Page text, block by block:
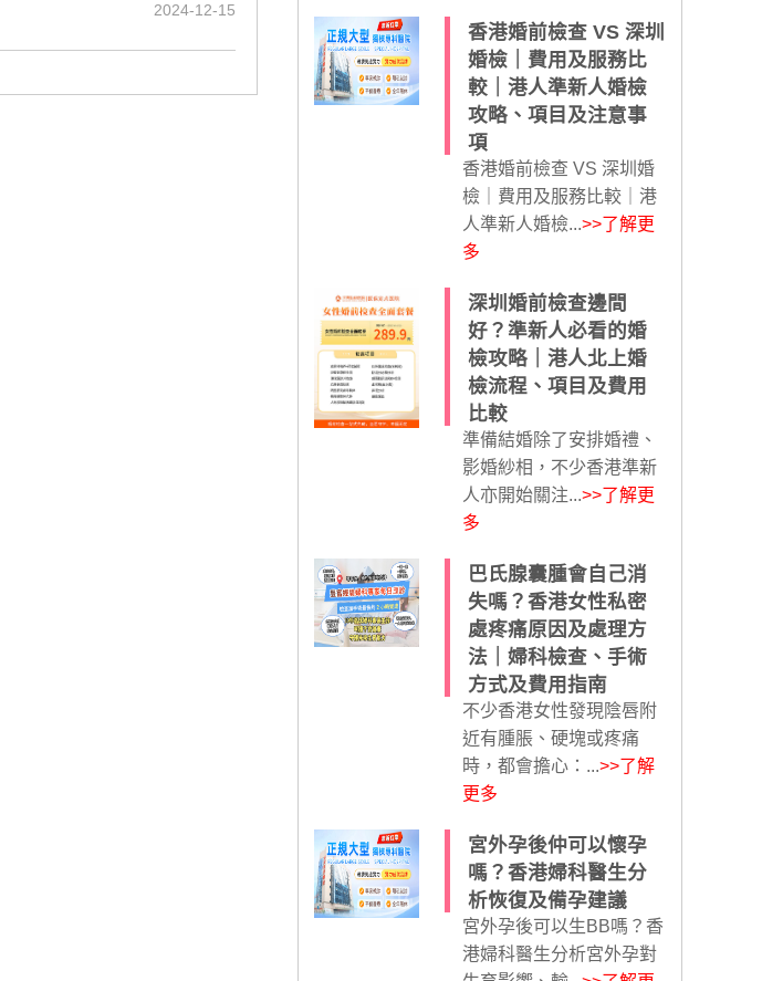
2024-12-15
香港婚前檢查 VS 深圳
婚檢｜費用及服務比
較｜港人準新人婚檢
攻略、項目及注意事
項
香港婚前檢查 VS 深圳婚
檢｜費用及服務比較｜港
人準新人婚檢...>>了解更
多
深圳婚前檢查邊間
好？準新人必看的婚
檢攻略｜港人北上婚
檢流程、項目及費用
比較
準備結婚除了安排婚禮、
影婚紗相，不少香港準新
人亦開始關注...>>了解更
多
巴氏腺囊腫會自己消
失嗎？香港女性私密
處疼痛原因及處理方
法｜婦科檢查、手術
方式及費用指南
不少香港女性發現陰唇附
近有腫脹、硬塊或疼痛
時，都會擔心：...>>了解
更多
宮外孕後仲可以懷孕
嗎？香港婦科醫生分
析恢復及備孕建議
宮外孕後可以生BB嗎？香
港婦科醫生分析宮外孕對